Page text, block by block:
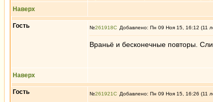
Наверх
Гость №261918 Добавлено: Пн 09 Ноя 15, 16:12 (11
Враньё и бесконечные повторы.
Наверх
Гость №261921 Добавлено: Пн 09 Ноя 15, 16:26 (11